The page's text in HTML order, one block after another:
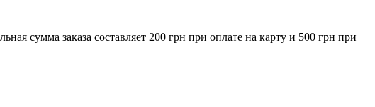
заказа составляет 200 грн при оплате на карту и 500 грн при